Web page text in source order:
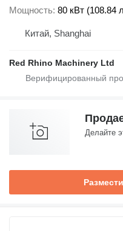
Мощность 80 кВт (108.84
Китай, Shanghai
Red Rhino Machinery Ltd
Делайте